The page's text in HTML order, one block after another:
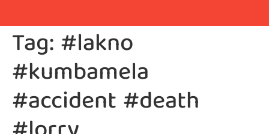
Tag:#lakno
#kumbamela
#accident #death